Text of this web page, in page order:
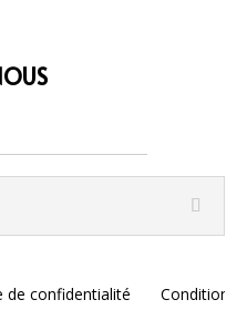
de confidentialité Conditions